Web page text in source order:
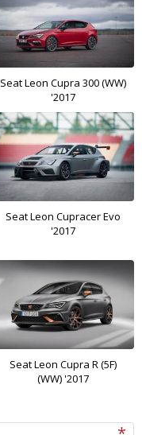
Seat Leon Cupra 300 (WW)
'2017
Seat Leon Cupracer Evo
'2017
Seat Leon Cupra R (5F)
(WW) '2017